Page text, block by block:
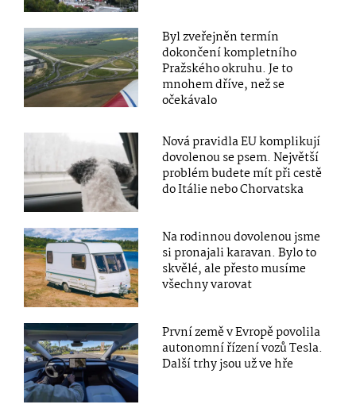
Byl zveřejněn termín
dokončení kompletního
Pražského okruhu. Je to
mnohem dříve, než se
očekávalo
Nová pravidla EU komplikují
dovolenou se psem. Největší
problém budete mít při cestě
do Itálie nebo Chorvatska
Na rodinnou dovolenou jsme
si pronajali karavan. Bylo to
skvělé, ale přesto musíme
všechny varovat
První země v Evropě povolila
autonomní řízení vozů Tesla.
Další trhy jsou už ve hře